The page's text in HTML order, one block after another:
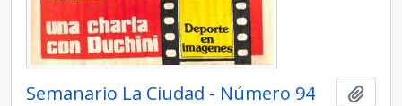
Semanario La Ciudad - Número 94